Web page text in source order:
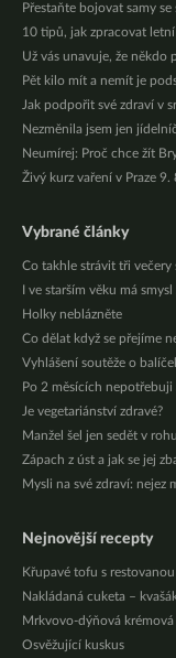
Přestaňte bojovat samy se
10 tipů, jak zpracovat
Už vás unavuje, že někdo
Pět kilo mít a nemít je
Jak podpořit své zdraví v
Nezměnila jsem jen
Neumírej: Proč chce žít
Živý kurz vaření v Praze 9.
Vybrané články
Co takhle strávit tři večery
I ve starším věku má
Holky neblázněte
Co dělat když se přejíme
Vyhlášení soutěže o
Po 2 měsících nepotřebuji
Je vegetariánství zdravé?
Manžel šel jen sedět v
Zápach z úst a jak se jej
Mysli na své zdraví: nejez
Nejnovější recepty
Křupavé tofu s
Nakládaná cuketa –
Mrkvovo-dýňová krémová
Osvěžující kuskus